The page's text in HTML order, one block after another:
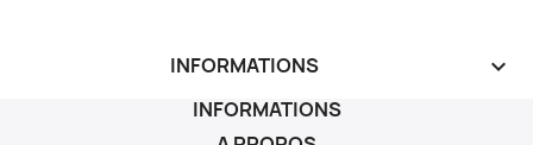
INFORMATIONS keyboard_arrow_down
INFORMATIONS